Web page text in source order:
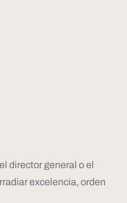
director general o el
excelencia, orden